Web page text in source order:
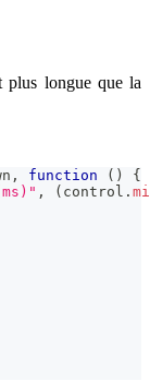
longue que la
, function ( )
{
, ( control .